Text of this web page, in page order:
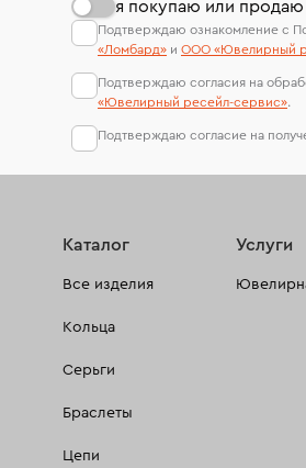
я покупаю или
Подтверждаю ознакомление с
«Ломбард» и ООО «Ювелирный
Подтверждаю согласия на
«Ювелирный ресейл-сервиc».
Подтверждаю согласие на
Каталог
Все изделия
Кольца
Серьги
Браслеты
Цепи
Услуги